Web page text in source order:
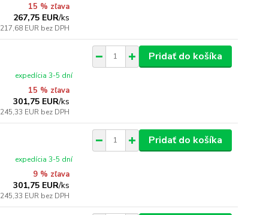
15 % zľava
267,75 EUR/ks
217,68 EUR bez DPH
15 % zľava
301,75 EUR/ks
245,33 EUR bez DPH
expedícia 3-5 dní
Pridať do košíka
9 % zľava
301,75 EUR/ks
245,33 EUR bez DPH
expedícia 3-5 dní
Pridať do košíka